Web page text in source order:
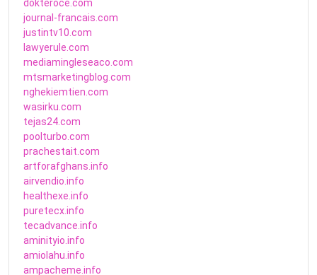
dokteroce.com
journal-francais.com
justintv10.com
lawyerule.com
mediamingleseaco.com
mtsmarketingblog.com
nghekiemtien.com
wasirku.com
tejas24.com
poolturbo.com
prachestait.com
artforafghans.info
airvendio.info
healthexe.info
puretecx.info
tecadvance.info
aminityio.info
amiolahu.info
ampacheme.info